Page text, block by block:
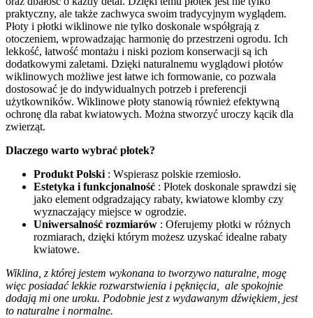
praktyczny, ale także zachwyca swoim tradycyjnym wyglądem.
Płoty i płotki wiklinowe nie tylko doskonale współgrają z
otoczeniem, wprowadzając harmonię do przestrzeni ogrodu. Ich
lekkość, łatwość montażu i niski poziom konserwacji są ich
dodatkowymi zaletami. Dzięki naturalnemu wyglądowi płotów
wiklinowych możliwe jest łatwe ich formowanie, co pozwala
dostosować je do indywidualnych potrzeb i preferencji
użytkowników. Wiklinowe płoty stanowią również efektywną
ochronę dla rabat kwiatowych. Można stworzyć uroczy kącik dla
zwierząt.
Dlaczego warto wybrać płotek?
Produkt Polski: Wspierasz polskie rzemiosło.
Estetyka i funkcjonalność : Płotek doskonale sprawdzi się
jako element odgradzający rabaty, kwiatowe klomby czy
wyznaczający miejsce w ogrodzie.
Uniwersalność rozmiarów : Oferujemy płotki w różnych
rozmiarach, dzięki którym możesz uzyskać idealne rabaty
kwiatowe.
Wiklina, z której jestem wykonana to tworzywo naturalne, mogę
więc posiadać lekkie rozwarstwienia i pęknięcia, ale spokojnie
dodają mi one uroku. Podobnie jest z wydawanym dźwiękiem, jest
to naturalne i normalne.